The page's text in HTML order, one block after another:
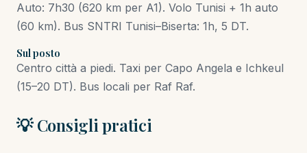
Auto: 7h30 (620 km per A1). Volo Tunisi + 1h auto
(60 km). Bus SNTRI Tunisi–Biserta: 1h, 5 DT.
Sul posto
Centro città a piedi. Taxi per Capo Angela e Ichkeul
(15–20 DT). Bus locali per Raf Raf.
💡 Consigli pratici